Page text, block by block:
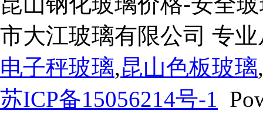
市大江玻璃有限公司 专
电子秤玻璃,昆山色板玻璃
苏ICP备15056214号-1